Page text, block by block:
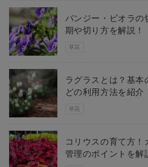
草花
パンジー・ビオラの
期や切り方を解説！
草花
ラグラスとは？基本
どの利用方法を紹介
コリウスの育て方
管理のポイントを解